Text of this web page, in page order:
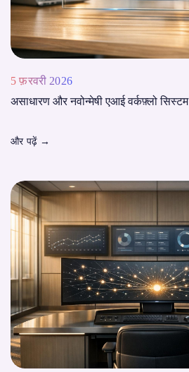
5 फ़रवरी 2026
असाधारण और नवोन्मेषी एआई वर्कफ़्लो सिस्टम
और पढ़ें →